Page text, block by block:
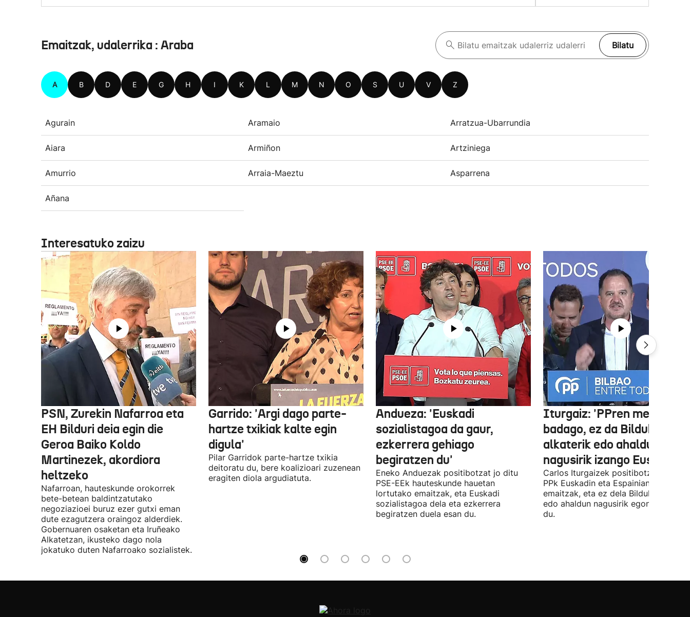
Emaitzak, udalerrika : Araba Bilatu
A B D E G H I K L M N O S U V Z
Agurain Aramaio Arratzua-Ubarrundia
Aiara Armiñon Artziniega
Amurrio Arraia-Maeztu Asparrena
Añana
Interesatuko zaizu
PSN, Zurekin Nafarroa eta
EH Bilduri deia egin die
Geroa Baiko Koldo
Martinezek, akordiora
heltzeko
Nafarroan, hauteskunde orokorrek
bete-betean baldintzatutako
negoziazioei buruz ezer gutxi eman
dute ezagutzera oraingoz alderdiek.
Gobernuaren osaketan eta Iruñeako
Alkatetzan, ikusteko dago nola
jokatuko duten Nafarroako sozialistek.
Garrido: 'Argi dago parte-
hartze txikiak kalte egin
digula'
Pilar Garridok parte-hartze txikia
deitoratu du, bere koalizioari zuzenean
eragiten diola argudiatuta.
Andueza: 'Euskadi
sozialistagoa da gaur,
ezkerrera gehiago
begiratzen du'
Eneko Anduezak positibotzat jo ditu
PSE-EEk hauteskunde hauetan
lortutako emaitzak, eta Euskadi
sozialistagoa dela eta ezkerrera
begiratzen duela esan du.
Iturgaiz: 'PPren menpe
badago, ez da Bilduko
alkaterik edo ahaldun
nagusirik izango Euskadin'
Carlos Iturgaizek positibotzat jo ditu
PPk Euskadin eta Espainian lortutako
emaitzak, eta ez dela Bilduko
edo ahaldun nagusirik egongo
du.